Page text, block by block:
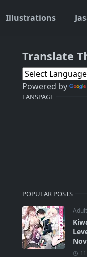
Illustrations
Translate
Powered by
FANSPAGE
POPULAR POSTS
Adult